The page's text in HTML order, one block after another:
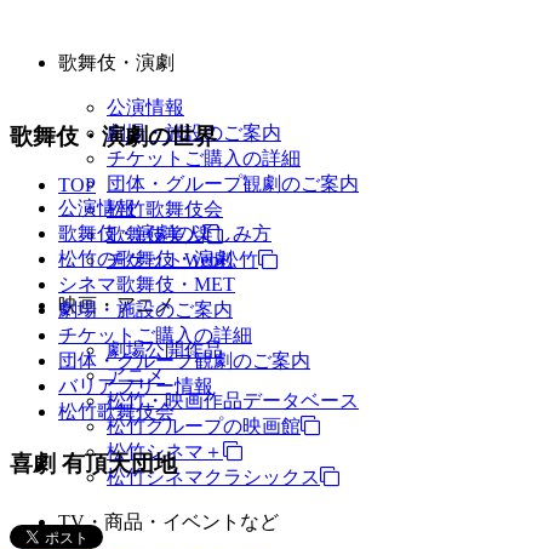
歌舞伎・演劇
公演情報
劇場・施設のご案内
チケットご購入の詳細
団体・グループ観劇のご案内
松竹歌舞伎会
歌舞伎美人
チケットWeb松竹
映画・アニメ
劇場公開作品
アニメ
松竹・映画作品データベース
松竹グループの映画館
松竹シネマ＋
松竹シネマクラシックス
TV・商品・イベントなど
歌舞伎・演劇の世界
TOP
公演情報
歌舞伎・演劇の楽しみ方
松竹の歌舞伎・演劇
シネマ歌舞伎・MET
劇場・施設のご案内
チケットご購入の詳細
団体・グループ観劇のご案内
バリアフリー情報
松竹歌舞伎会
喜劇 有頂天団地